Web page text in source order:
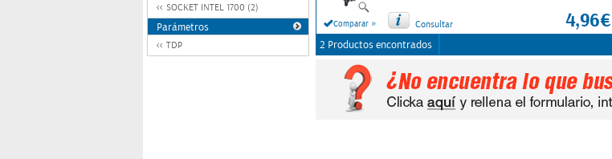
SOCKET INTEL 1700 (2)
Parámetros
TDP
Comparar » Consultar
2 Productos encontrados